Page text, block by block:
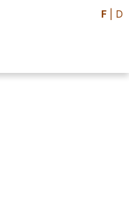
F D